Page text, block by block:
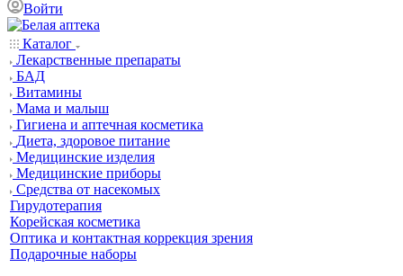
Войти
Каталог
Лекарственные препараты
БАД
Витамины
Мама и малыш
Гигиена и аптечная косметика
Диета, здоровое питание
Медицинские изделия
Медицинские приборы
Средства от насекомых
Гирудотерапия
Корейская косметика
Оптика и контактная коррекция зрения
Подарочные наборы